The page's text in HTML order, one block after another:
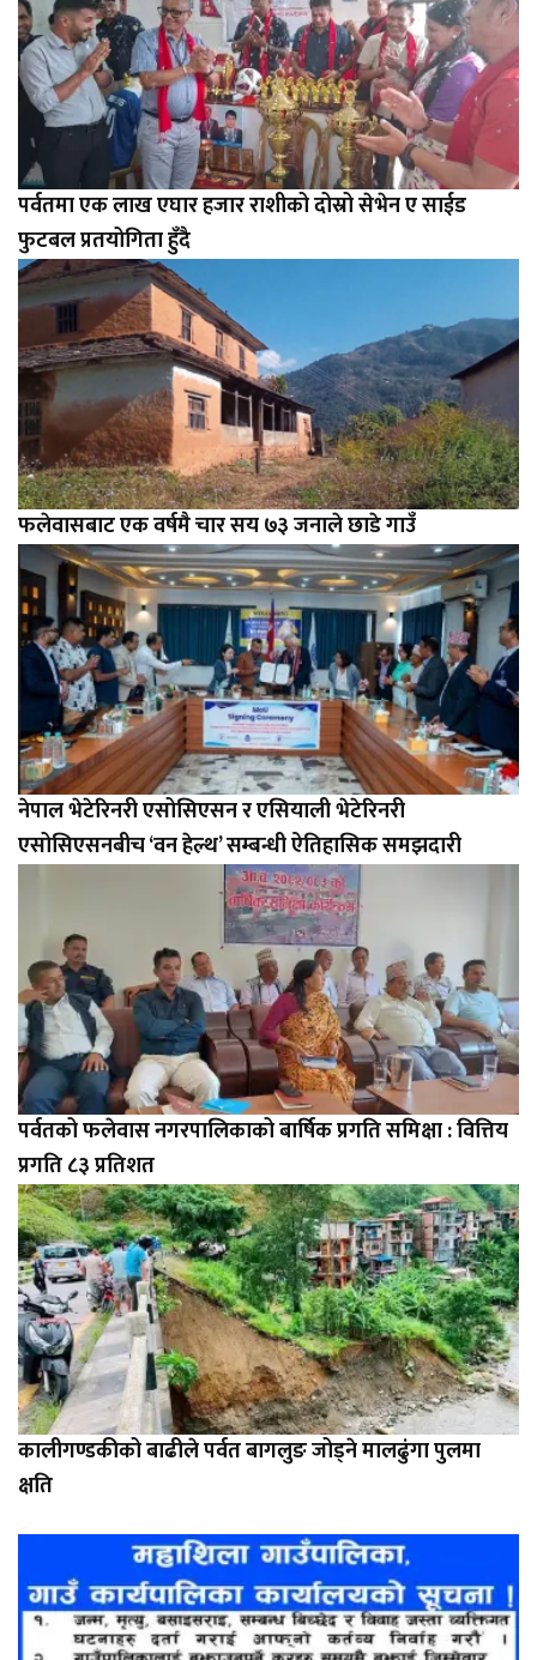
पर्वतमा एक लाख एघार हजार राशीको दोस्रो सेभेन ए साईड
फुटबल प्रतयोगिता हुँदै
फलेवासबाट एक वर्षमै चार सय ७३ जनाले छाडे गाउँ
नेपाल भेटेरिनरी एसोसिएसन र एसियाली भेटेरिनरी
एसोसिएसनबीच ‘वन हेल्थ’ सम्बन्धी ऐतिहासिक समझदारी
पर्वतको फलेवास नगरपालिकाको बार्षिक प्रगति समिक्षा : वित्तिय
प्रगति ८३ प्रतिशत
कालीगण्डकीको बाढीले पर्वत बागलुङ जोड्ने मालढुंगा पुलमा
क्षति